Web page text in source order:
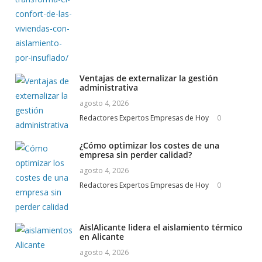
Ventajas de externalizar la gestión
administrativa
agosto 4, 2026
Redactores Expertos Empresas de Hoy
0
¿Cómo optimizar los costes de una
empresa sin perder calidad?
agosto 4, 2026
Redactores Expertos Empresas de Hoy
0
AislAlicante lidera el aislamiento térmico
en Alicante
agosto 4, 2026